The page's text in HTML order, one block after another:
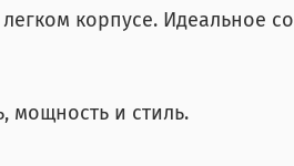
корпусе. Идеальное
мощность и стиль.